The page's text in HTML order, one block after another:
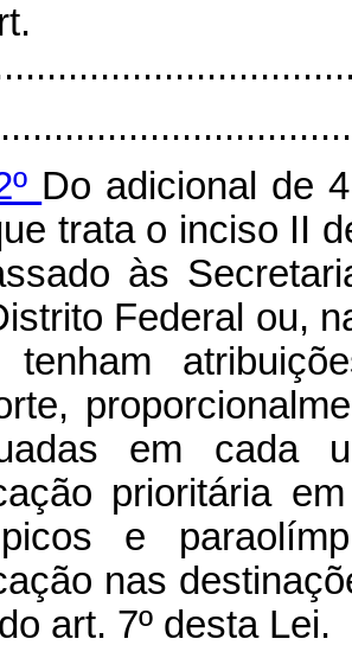
Do adicional de
trata o inciso II
às
Federal ou,
tenham
em cada
prioritária
e
nas
art. 7º desta Lei.